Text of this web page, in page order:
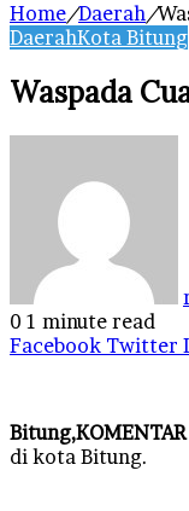
Home/Daerah/
DaerahKota Bitung
Waspada
0 1 minute read
Facebook Twitter
Bitung,KOMENTAR
di kota Bitung.